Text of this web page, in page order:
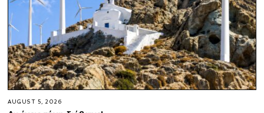
AUGUST 5, 2026